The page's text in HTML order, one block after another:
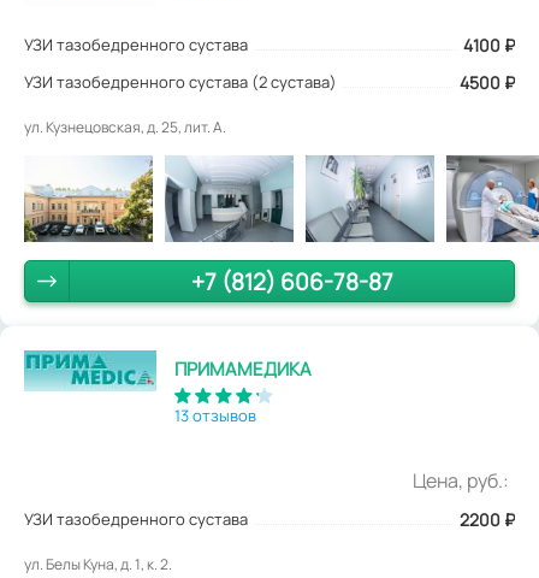
УЗИ тазобедренного сустава 4100 ₽
УЗИ тазобедренного сустава (2 сустава) 4500 ₽
ул. Кузнецовская, д. 25, лит. А.
+7 (812) 606-78-87
ПРИМАМЕДИКА
13 отзывов
Цена, руб.:
УЗИ тазобедренного сустава 2200 ₽
ул. Белы Куна, д. 1, к. 2.